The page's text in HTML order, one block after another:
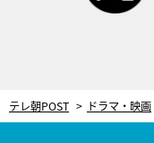
テレ朝POST ドラマ・映画